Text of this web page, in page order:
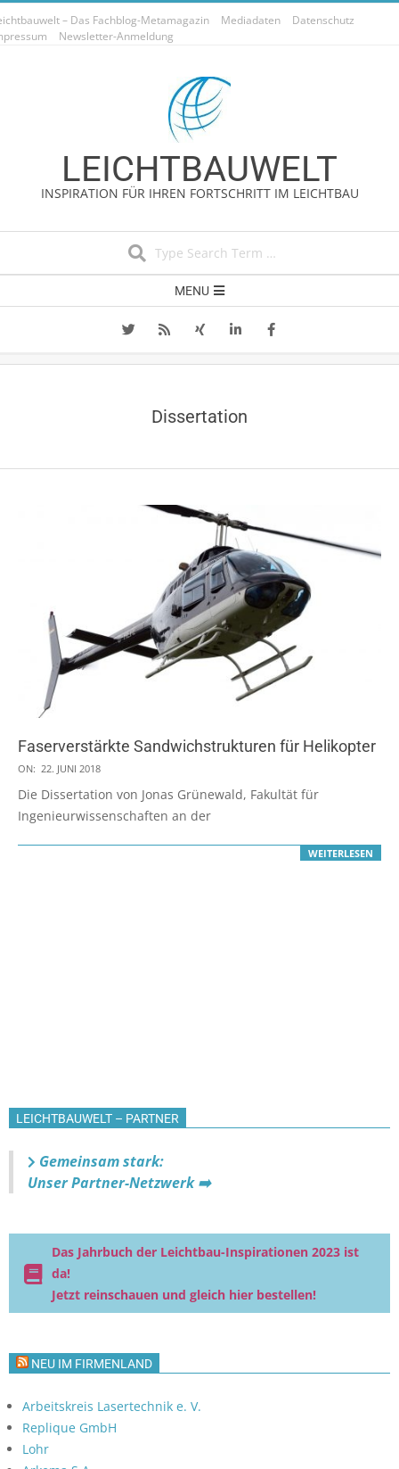
Skip
to
– Das Fachblog-Metamagazin Mediadaten
Datenschutz
Newsletter-Anmeldung
LEICHTBAUWELT
INSPIRATION FÜR IHREN FORTSCHRITT IM LEICHTBAU
Navigation
MENU
Dissertation
Faserverstärkte Sandwichstrukturen für Helikopter
2018-
06-
22
ON: 22. JUNI 2018
Die Dissertation von Jonas Grünewald, Fakultät für
Ingenieurwissenschaften an der
WEITERLESEN
LEICHTBAUWELT – PARTNER
Gemeinsam stark:
Unser Partner-Netzwerk ➡️
Das Jahrbuch der Leichtbau-Inspirationen 2023 ist
da!
Jetzt reinschauen und gleich hier bestellen!
NEU IM FIRMENLAND
Arbeitskreis Lasertechnik e. V.
Replique GmbH
Lohr